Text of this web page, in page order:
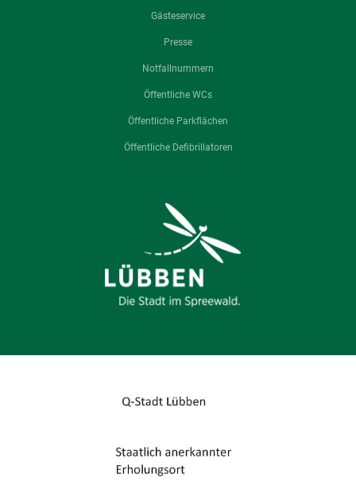
Gästeservice
Presse
Notfallnummern
Öffentliche WCs
Öffentliche Parkflächen
Öffentliche Defibrillatoren